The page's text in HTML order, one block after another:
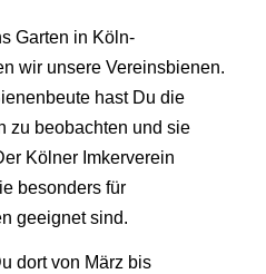
Garten in Köln-
wir unsere Vereinsbienen.
hast Du die
zu beobachten und sie
Kölner Imkerverein
besonders für
geeignet sind.
dort von März bis